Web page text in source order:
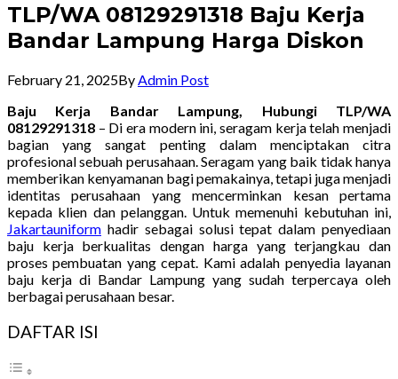
TLP/WA 08129291318 Baju Kerja
Bandar Lampung Harga Diskon
February 21, 2025By Admin Post
Baju Kerja Bandar Lampung, Hubungi TLP/WA
08129291318 – Di era modern ini, seragam kerja telah menjadi
bagian yang sangat penting dalam menciptakan citra
profesional sebuah perusahaan. Seragam yang baik tidak hanya
memberikan kenyamanan bagi pemakainya, tetapi juga menjadi
identitas perusahaan yang mencerminkan kesan pertama
kepada klien dan pelanggan. Untuk memenuhi kebutuhan ini,
Jakartauniform hadir sebagai solusi tepat dalam penyediaan
baju kerja berkualitas dengan harga yang terjangkau dan
proses pembuatan yang cepat. Kami adalah penyedia layanan
baju kerja di Bandar Lampung yang sudah terpercaya oleh
berbagai perusahaan besar.
DAFTAR ISI